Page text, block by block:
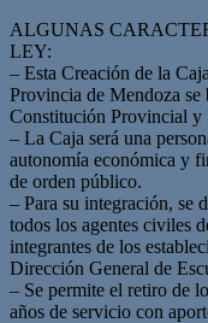
ALGUNAS
LEY:
– Esta Creación de la
Provincia de Mendoza se
Constitución Provincial y
– La Caja será una
autonomía económica y
de orden público.
– Para su integración, se
todos los agentes civiles
integrantes de los
Dirección General de
– Se permite el retiro de
años de servicio con